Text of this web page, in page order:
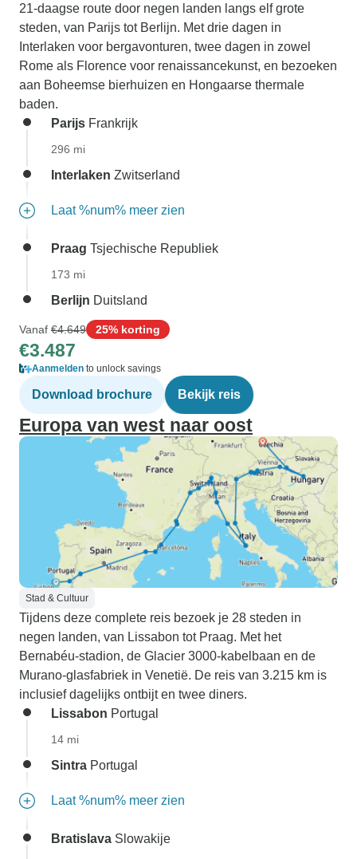
21-daagse route door negen landen langs elf grote
steden, van Parijs tot Berlijn. Met drie dagen in
Interlaken voor bergavonturen, twee dagen in zowel
Rome als Florence voor renaissancekunst, en bezoeken
aan Boheemse bierhuizen en Hongaarse thermale
baden.
Parijs Frankrijk
296 mi
Interlaken Zwitserland
Laat %num% meer zien
Praag Tsjechische Republiek
173 mi
Berlijn Duitsland
Vanaf €4.649 25% korting
€3.487
Aanmelden to unlock savings
Download brochure Bekijk reis
Europa van west naar oost
Stad & Cultuur
Tijdens deze complete reis bezoek je 28 steden in
negen landen, van Lissabon tot Praag. Met het
Bernabéu-stadion, de Glacier 3000-kabelbaan en de
Murano-glasfabriek in Venetië. De reis van 3.215 km is
inclusief dagelijks ontbijt en twee diners.
Lissabon Portugal
14 mi
Sintra Portugal
Laat %num% meer zien
Bratislava Slowakije